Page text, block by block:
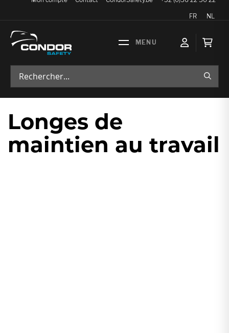
Langue
FR NL
Mon
Longes de
maintien au travail